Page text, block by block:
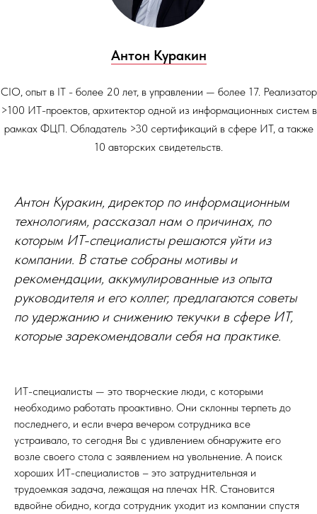
Антон Куракин
CIO, опыт в IT - более 20 лет, в управлении — более 17. Реализатор
>100 ИТ-проектов, архитектор одной из информационных систем в
рамках ФЦП. Обладатель >30 сертификаций в сфере ИТ, а также
10 авторских свидетельств.
Антон Куракин, директор по информационным
технологиям, рассказал нам о причинах, по
которым ИТ-специалисты решаются уйти из
компании. В статье собраны мотивы и
рекомендации, аккумулированные из опыта
руководителя и его коллег, предлагаются советы
по удержанию и снижению текучки в сфере ИТ,
которые зарекомендовали себя на практике.
ИТ-специалисты — это творческие люди, с которыми
необходимо работать проактивно. Они склонны терпеть до
последнего, и если вчера вечером сотрудника все
устраивало, то сегодня Вы с удивлением обнаружите его
возле своего стола с заявлением на увольнение. А поиск
хороших ИТ-специалистов – это затруднительная и
трудоемкая задача, лежащая на плечах HR. Становится
вдвойне обидно, когда сотрудник уходит из компании спустя